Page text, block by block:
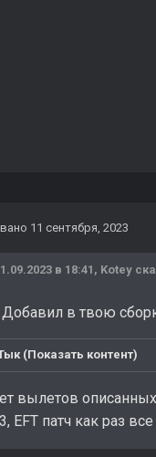
11 сентября, 2023
в 18:41, Kotey
Добавил в твою
(Показать контент)
вылетов
EFT патч как раз